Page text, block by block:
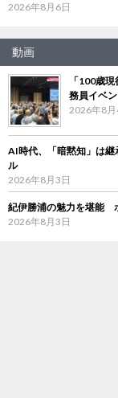
2026年8月6日
動画
「100歳
務員イベ
2026年8月
AI時代、「暗黙知」は
ル
2026年8月3日
紀伊勝浦の魅力を堪能
2026年8月3日